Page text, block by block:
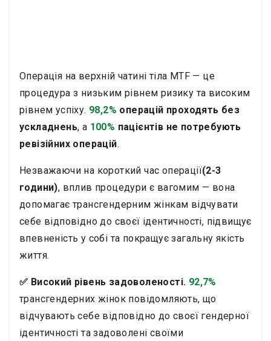
Операція на верхній чатині тіла MTF — це
процедура з низьким рівнем ризику та високим
рівнем успіху. 98,2% операцій проходять без
ускладнень, а 100% пацієнтів не потребують
ревізійних операцій.
Незважаючи на короткий час операції(2-3
години), вплив процедури є вагомим — вона
допомагає трансгендерним жінкам відчувати
себе відповідно до своєї ідентичності, підвищує
впевненість у собі та покращує загальну якість
життя.
✅ Високий рівень задоволеності. 92,7%
трансгендерних жінок повідомляють, що
відчувають себе відповідно до своєї гендерної
ідентичності та задоволені своїми